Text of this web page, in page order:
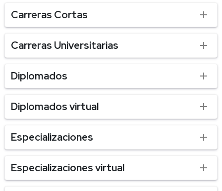
Carreras Cortas
Carreras Universitarias
Diplomados
Diplomados virtual
Especializaciones
Especializaciones virtual